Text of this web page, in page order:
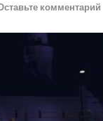
комментарий